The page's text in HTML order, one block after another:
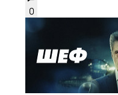
0